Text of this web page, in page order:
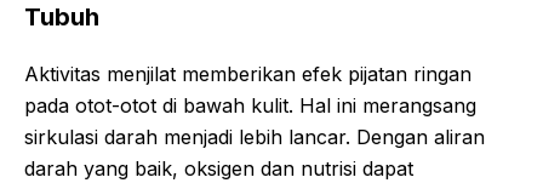
Tubuh
Aktivitas menjilat memberikan efek pijatan ringan
pada otot-otot di bawah kulit. Hal ini merangsang
sirkulasi darah menjadi lebih lancar. Dengan aliran
darah yang baik, oksigen dan nutrisi dapat